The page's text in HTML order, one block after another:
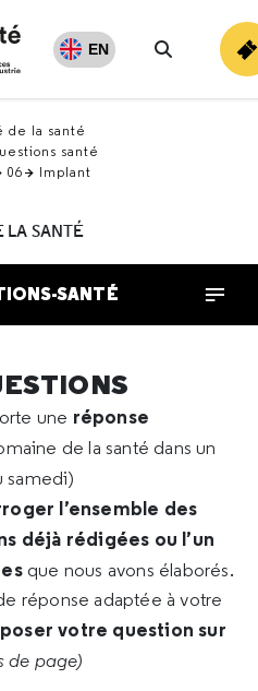
EN
de la santé
santé
06 Implant
LA SANTÉ
SANTÉ
une réponse
de la santé dans un
samedi)
l’ensemble des
déjà rédigées ou l’un
que nous avons élaborés.
réponse adaptée à votre
poser votre question sur
de page)